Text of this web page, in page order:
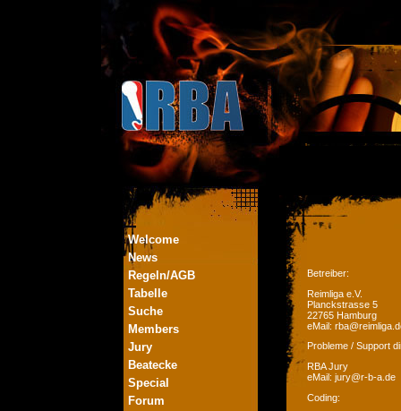
Welcome
News
Regeln/AGB
Tabelle
Suche
Members
Jury
Beatecke
Special
Forum
Betreiber:
Reimliga e.V.
Planckstrasse 5
22765 Hamburg
eMail:
Probleme / Support
RBA Jury
eMail: jury@r-b-a.de
Coding: